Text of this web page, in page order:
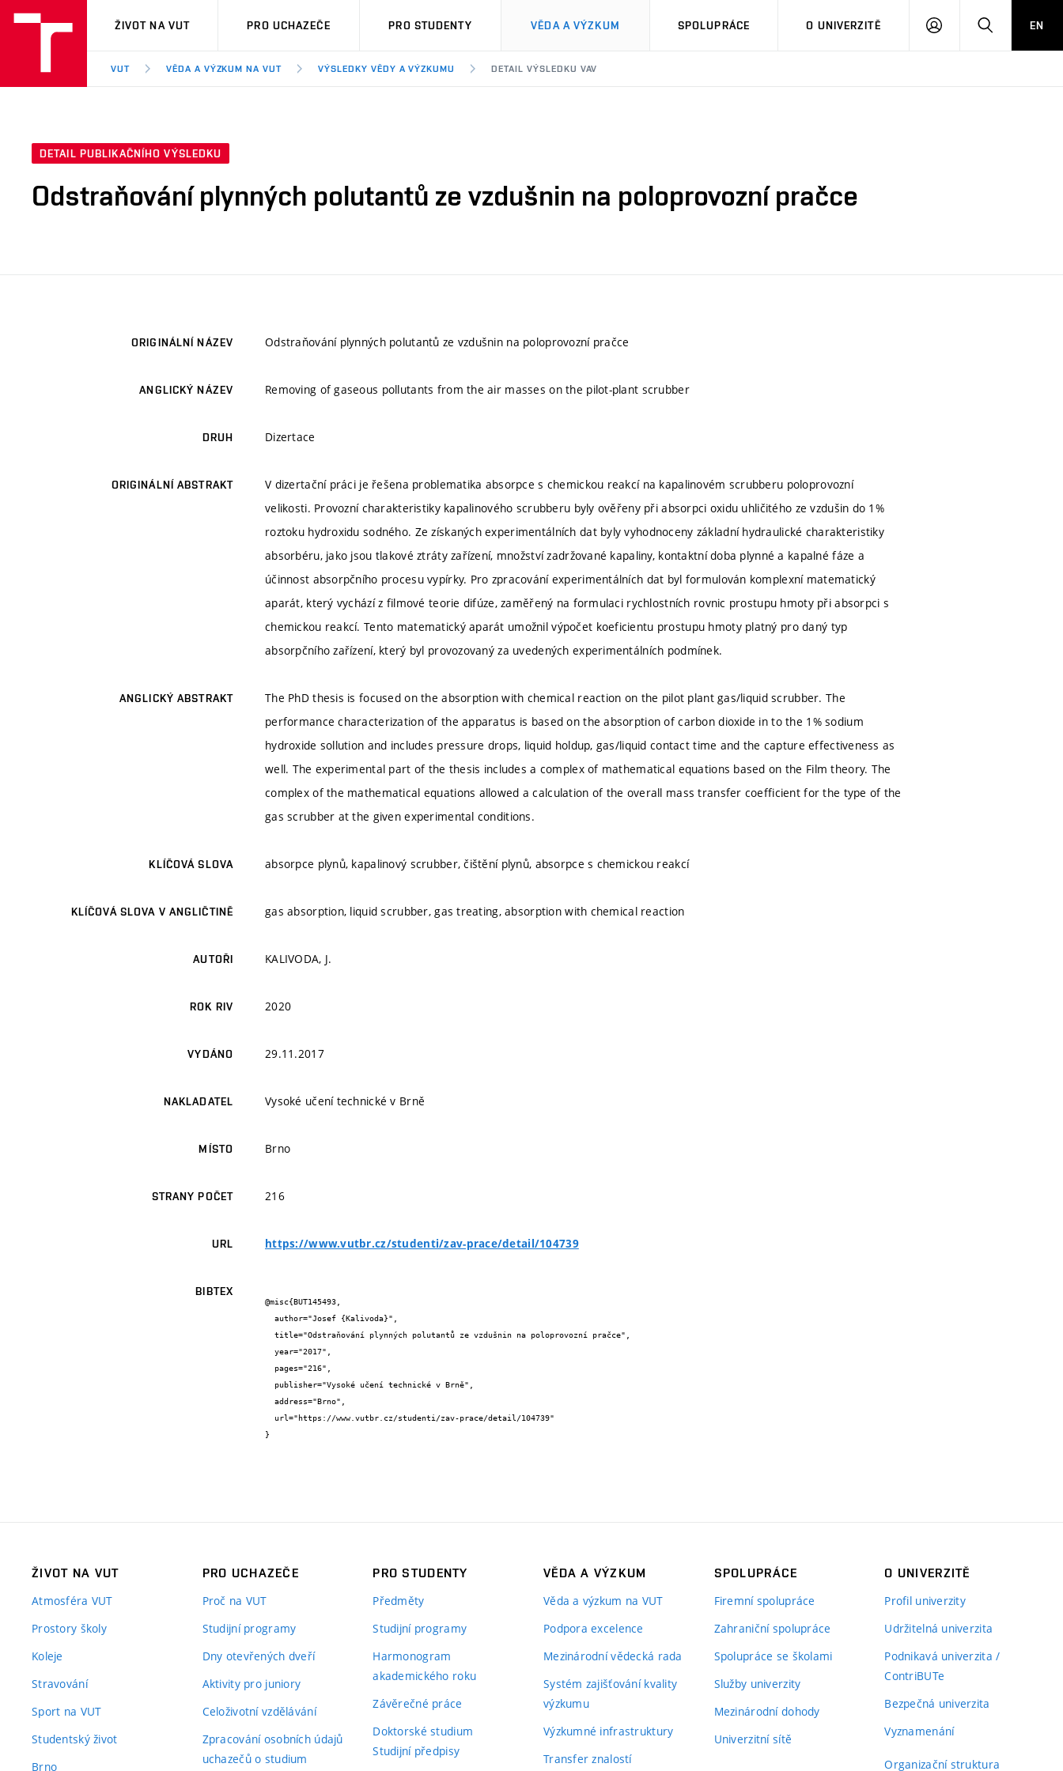
VUT
ŽIVOT NA VUT PRO UCHAZEČE PRO STUDENTY VĚDA A VÝZKUM SPOLUPRÁCE O UNIVERZITĚ
PŘIHLÁSIT HLEDATEN
VUT VĚDA A VÝZKUM NA VUT VÝSLEDKY VĚDY A VÝZKUMU DETAIL VÝSLEDKU VAV
DETAIL PUBLIKAČNÍHO VÝSLEDKU
Odstraňování plynných polutantů ze vzdušnin na poloprovozní pračce
ORIGINÁLNÍ NÁZEV Odstraňování plynných polutantů ze vzdušnin na poloprovozní pračce
ANGLICKÝ NÁZEV Removing of gaseous pollutants from the air masses on the pilot-plant scrubber
DRUH Dizertace
ORIGINÁLNÍ ABSTRAKT
V dizertační práci je řešena problematika absorpce s chemickou reakcí na kapalinovém scrubberu poloprovozní
velikosti. Provozní charakteristiky kapalinového scrubberu byly ověřeny při absorpci oxidu uhličitého ze vzdušin do 1%
roztoku hydroxidu sodného. Ze získaných experimentálních dat byly vyhodnoceny základní hydraulické charakteristiky
absorbéru, jako jsou tlakové ztráty zařízení, množství zadržované kapaliny, kontaktní doba plynné a kapalné fáze a
účinnost absorpčního procesu vypírky. Pro zpracování experimentálních dat byl formulován komplexní matematický
aparát, který vychází z filmové teorie difúze, zaměřený na formulaci rychlostních rovnic prostupu hmoty při absorpci s
chemickou reakcí. Tento matematický aparát umožnil výpočet koeficientu prostupu hmoty platný pro daný typ
absorpčního zařízení, který byl provozovaný za uvedených experimentálních podmínek.
ANGLICKÝ ABSTRAKT
The PhD thesis is focused on the absorption with chemical reaction on the pilot plant gas/liquid scrubber. The
performance characterization of the apparatus is based on the absorption of carbon dioxide in to the 1% sodium
hydroxide sollution and includes pressure drops, liquid holdup, gas/liquid contact time and the capture effectiveness as
well. The experimental part of the thesis includes a complex of mathematical equations based on the Film theory. The
complex of the mathematical equations allowed a calculation of the overall mass transfer coefficient for the type of the
gas scrubber at the given experimental conditions.
KLÍČOVÁ SLOVA absorpce plynů, kapalinový scrubber, čištění plynů, absorpce s chemickou reakcí
KLÍČOVÁ SLOVA V ANGLIČTINĚ gas absorption, liquid scrubber, gas treating, absorption with chemical reaction
AUTOŘI KALIVODA, J.
ROK RIV 2020
VYDÁNO 29.11.2017
NAKLADATEL Vysoké učení technické v Brně
MÍSTO Brno
STRANY POČET 216
URL https://www.vutbr.cz/studenti/zav-prace/detail/104739
BIBTEX
@misc{BUT145493,
}
ŽIVOT NA VUT
Atmosféra VUT
Prostory školy
Koleje
Stravování
Sport na VUT
Studentský život
Brno
PRO UCHAZEČE
Proč na VUT
Studijní programy
Dny otevřených dveří
Aktivity pro juniory
Celoživotní vzdělávání
Zpracování osobních údajů
uchazečů o studium
PRO STUDENTY
Předměty
Studijní programy
Harmonogram
akademického roku
Závěrečné práce
Doktorské studium
Studijní předpisy
VĚDA A VÝZKUM
Věda a výzkum na VUT
Podpora excelence
Mezinárodní vědecká rada
Systém zajišťování kvality
výzkumu
Výzkumné infrastruktury
Transfer znalostí
SPOLUPRÁCE
Firemní spolupráce
Zahraniční spolupráce
Spolupráce se školami
Služby univerzity
Mezinárodní dohody
Univerzitní sítě
O UNIVERZITĚ
Profil univerzity
Udržitelná univerzita
Podnikavá univerzita /
ContriBUTe
Bezpečná univerzita
Vyznamenání
Organizační struktura